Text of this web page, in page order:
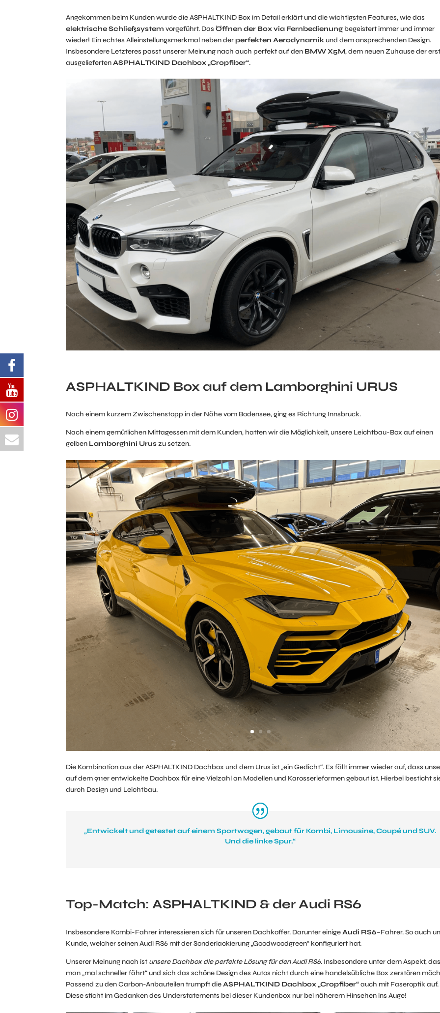
Angekommen beim Kunden wurde die ASPHALTKIND Box im Detail erklärt und die wichtigsten Features, wie das
elektrische Schließsystem vorgeführt. DasÖffnen der Box via Fernbedienung begeistert immer und immer
wieder! Ein echtes Alleinstellungsmerkmal neben derperfekten Aerodynamik und dem ansprechenden Design.
Insbesondere Letzteres passt unserer Meinung nach auch perfekt auf den BMW X5M, dem neuen Zuhause der
ausgeliefertenASPHALTKIND Dachbox „Cropfiber“.
ASPHALTKIND Box auf dem Lamborghini URUS
Nach einem kurzem Zwischenstopp in der Nähe vom Bodensee, ging es Richtung Innsbruck.
Nach einem gemütlichen Mittagessen mit dem Kunden, hatten wir die Möglichkeit, unsere Leichtbau-Box auf einen
gelben Lamborghini Uruszu setzen.
Die Kombination aus der ASPHALTKIND Dachbox und dem Urus ist „ein Gedicht“. Es fällt immer wieder auf, dass
auf dem 911er entwickelte Dachbox für eine Vielzahl an Modellen und Karosserieformen gebaut ist. Hierbei besticht
durch Design und Leichtbau.
„Entwickelt und getestet auf einem Sportwagen, gebaut für Kombi, Limousine, Coupé und SUV.
Und die linke Spur.“
Top-Match: ASPHALTKIND & der Audi RS6
Insbesondere Kombi-Fahrer interessieren sich für unseren Dachkoffer. Darunter einigeAudi RS6–Fahrer. So auch
Kunde, welcher seinen Audi RS6 mit der Sonderlackierung „Goodwoodgreen“ konfiguriert hat.
Unserer Meinung nach ist unsere Dachbox die perfekte Lösung für den Audi RS6. Insbesondere unter dem Aspekt,
man „mal schneller fährt“ und sich das schöne Design des Autos nicht durch eine handelsübliche Box zerstören
Passend zu den Carbon-Anbauteilen trumpft dieASPHALTKIND Dachbox „Cropfiber“auch mit Faseroptik auf.
Diese sticht im Gedanken des Understatements bei dieser Kundenbox nur bei näherem Hinsehen ins Auge!